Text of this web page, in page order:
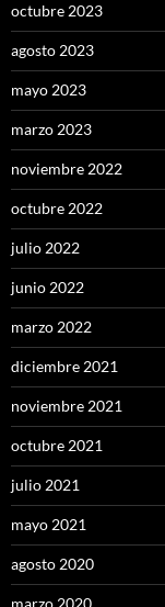
octubre 2023
agosto 2023
mayo 2023
marzo 2023
noviembre 2022
octubre 2022
julio 2022
junio 2022
marzo 2022
diciembre 2021
noviembre 2021
octubre 2021
julio 2021
mayo 2021
agosto 2020
marzo 2020